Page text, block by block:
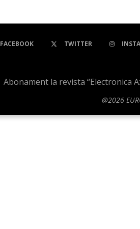
FACEBOOK TWITTER
Abonament la revista “Electronica
@2026